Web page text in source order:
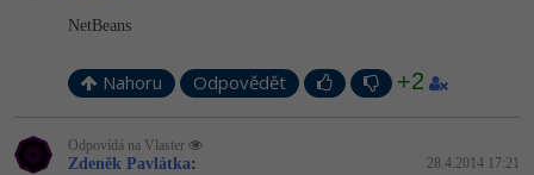
Copywriter
Návrh SW
Algoritmy -41%
NetBeans
Nahoru Odpovědět +2
Odpovídá na Vlaster
Zdeněk Pavlátka: 28.4.2014 17:21